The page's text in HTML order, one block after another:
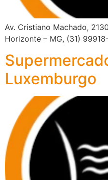
Av. Cristiano Machado,
Horizonte – MG, (31)
Luxemburgo